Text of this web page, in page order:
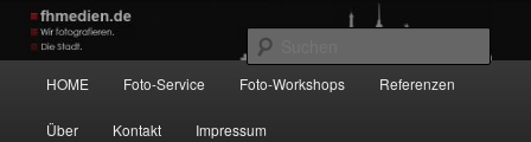
Zum
primären
Inhalt
springen
Zum
sekundären
Inhalt
springen
Wir fotografieren die Hauptstadt!
HOME Foto-Service Foto-Workshops Referenzen
Über Kontakt Impressum